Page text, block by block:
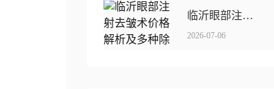
临沂眼部注射去皱术价格解析及多种除皱方法介绍
2026-07-06